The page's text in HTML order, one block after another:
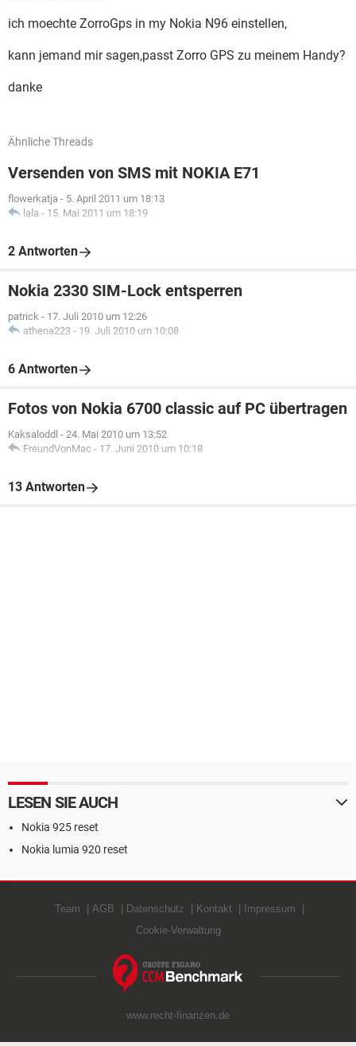
ich moechte ZorroGps in my Nokia N96 einstellen,
kann jemand mir sagen,passt Zorro GPS zu meinem Handy?
danke
Ähnliche Threads
Versenden von SMS mit NOKIA E71
flowerkatja - 5. April 2011 um 18:13
lala - 15. Mai 2011 um 18:19
2 Antworten
Nokia 2330 SIM-Lock entsperren
patrick - 17. Juli 2010 um 12:26
athena223 - 19. Juli 2010 um 10:08
6 Antworten
Fotos von Nokia 6700 classic auf PC übertragen
Kaksaloddl - 24. Mai 2010 um 13:52
FreundVonMac - 17. Juni 2010 um 10:18
13 Antworten
LESEN SIE AUCH
Nokia 925 reset
Nokia lumia 920 reset
Team AGB Datenschutz Kontakt
Impressum
Cookie-Verwaltung
www.recht-finanzen.de